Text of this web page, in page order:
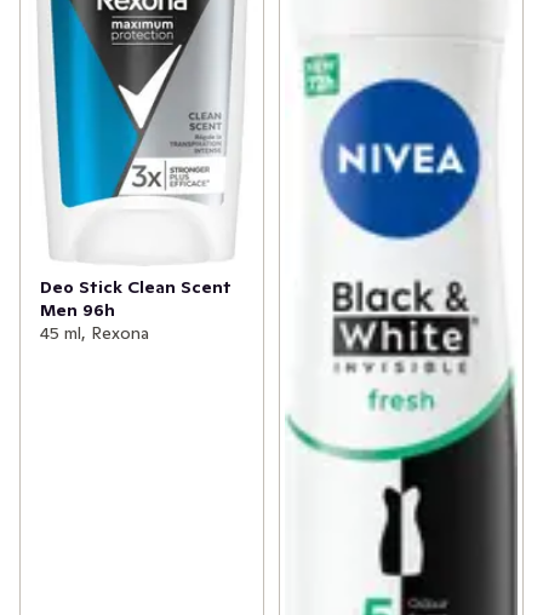
Deo Stick Clean Scent
Men 96h
45 ml, Rexona